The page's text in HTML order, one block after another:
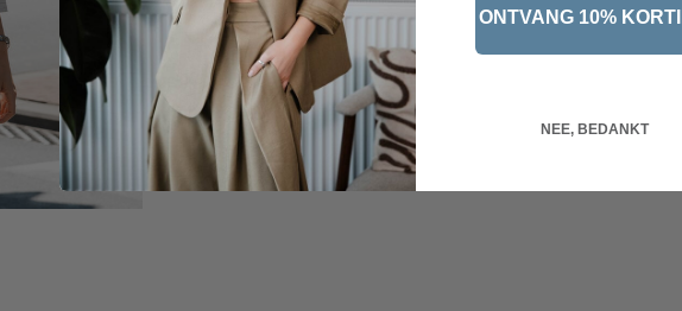
ONTVANG 10%
NEE, BEDANKT